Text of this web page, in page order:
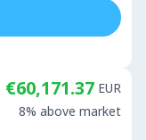
€60,171.37 EUR
8% above market